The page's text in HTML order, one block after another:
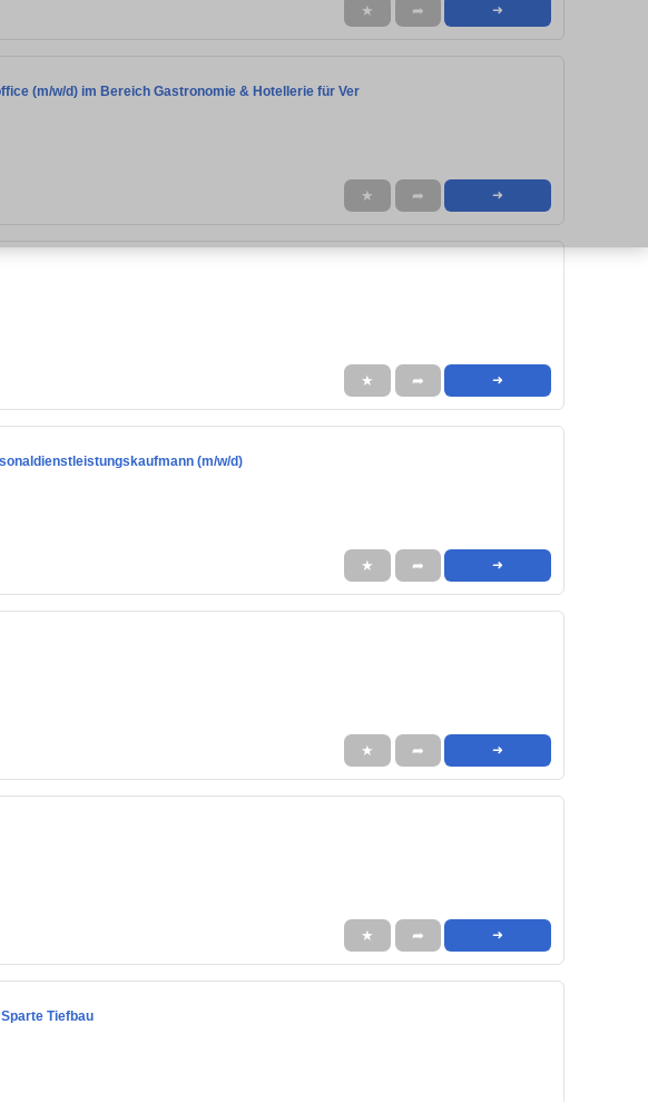
★ ➦ ➜
(m/w/d) im Bereich Gastronomie & Hotellerie für Ver
★ ➦ ➜
★ ➦ ➜
(m/w/d)
★ ➦ ➜
★ ➦ ➜
★ ➦ ➜
Tiefbau